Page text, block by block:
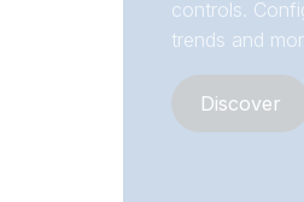
controls.
trends and
Discover